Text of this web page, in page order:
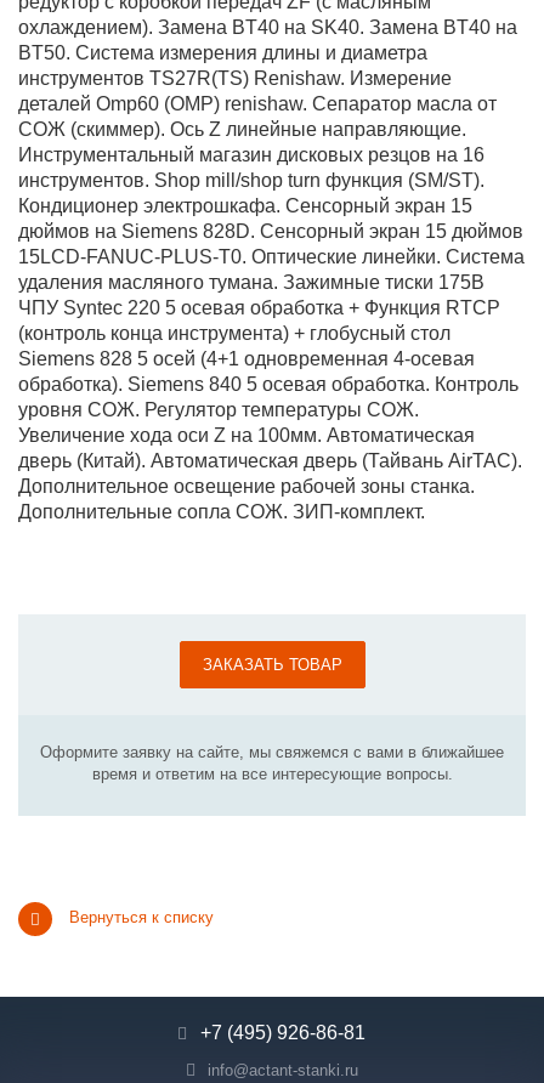
охлаждением). Замена BT40 на SK40. Замена BT40 на
BT50. Система измерения длины и диаметра
инструментов TS27R(TS) Renishaw. Измерение
деталей Omp60 (OMP) renishaw. Сепаратор масла от
СОЖ (скиммер). Ось Z линейные направляющие.
Инструментальный магазин дисковых резцов на 16
инструментов. Shop mill/shop turn функция (SM/ST).
Кондиционер электрошкафа. Сенсорный экран 15
дюймов на Siemens 828D. Сенсорный экран 15 дюймов
15LCD-FANUC-PLUS-T0. Оптические линейки. Система
удаления масляного тумана. Зажимные тиски 175B
ЧПУ Syntec 220 5 осевая обработка + Функция RTCP
(контроль конца инструмента) + глобусный стол
Siemens 828 5 осей (4+1 одновременная 4-осевая
обработка). Siemens 840 5 осевая обработка. Контроль
уровня СОЖ. Регулятор температуры СОЖ.
Увеличение хода оси Z на 100мм. Автоматическая
дверь (Китай). Автоматическая дверь (Тайвань AirTAC).
Дополнительное освещение рабочей зоны станка.
Дополнительные сопла СОЖ. ЗИП-комплект.
ЗАКАЗАТЬ ТОВАР
Оформите заявку на сайте, мы свяжемся с вами в ближайшее
время и ответим на все интересующие вопросы.
Вернуться к списку
+7 (495) 926-86-81
info@actant-stanki.ru